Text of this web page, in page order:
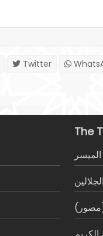
Twitter
The
(مصور)